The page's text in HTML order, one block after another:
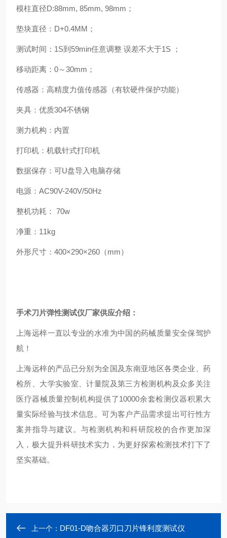
模柱直径D:88mm, 85mm, 98mm ；
垫块直径： D+0.4MM ；
测试时间： 1S到 59min任意调整 误差不大于1S ；
移动距离： 0～30mm ；
传感器：高精度力值传感器（有软硬件保护功能）
夹具：优质304不锈钢
测力机构：内置
打印机：机载针式打印机
数据保存：可U盘导入电脑存储
电源： AC90V-240V/50Hz
整机功耗： 70w
净重： 11kg
外形尺寸： 400×290×260 （mm）
手术刀片弹性测试仪厂家供应介绍：
上海远梓一直以专业的水准为中国的药械质量安全保驾护
航！
上海远梓的产品已分别为全国及东南亚地区各类企业、药
检所、大学实验室、计量院及第三方检测机构及众多关注
医疗器械质量控制机构提供了10000余套检测仪器积累大
量实际经验与技术信息。可为客户产品需求提出可行性方
案并指导与建议。与检测机构和科研院校的合作更加深
入，极大提升科研技术实力，为更好探索检测技术打下了
坚实基础。
上一个： DF01-D吻合器刃口刀片锋利度测试仪